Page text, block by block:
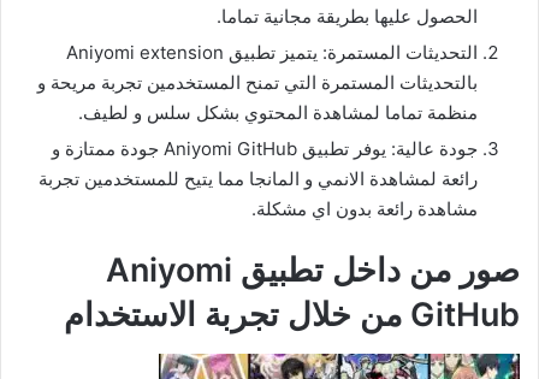
الحصول عليها بطريقة مجانية تماما.
التحديثات المستمرة: يتميز تطبيق Aniyomi extension
بالتحديثات المستمرة التي تمنح المستخدمين تجربة مريحة و
منظمة تماما لمشاهدة المحتوي بشكل سلس و لطيف.
جودة عالية: يوفر تطبيق Aniyomi GitHub جودة ممتازة و
رائعة لمشاهدة الانمي و المانجا مما يتيح للمستخدمين تجربة
مشاهدة رائعة بدون اي مشكلة.
صور من داخل تطبيق Aniyomi
GitHub من خلال تجربة الاستخدام